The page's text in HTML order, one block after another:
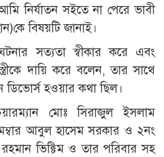
নির্যাতন সইতে না পেরে ভাবী
বিষয়টি জানাই।
সত্যতা স্বীকার করে এবং
দায়ি করে বলেন, তার সাথে
হওয়ার কথা ছিল।
মোঃ সিরাজুল ইসলাম
আবুল হাসেম সরকার ও ২নং
রহমান ভিক্টিম ও তার পরিবার সহ